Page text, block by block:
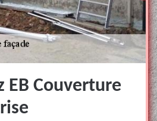
EB Couverture